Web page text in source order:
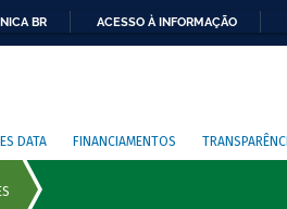
BR ACESSO À INFORMAÇÃO
DATA FINANCIAMENTOS